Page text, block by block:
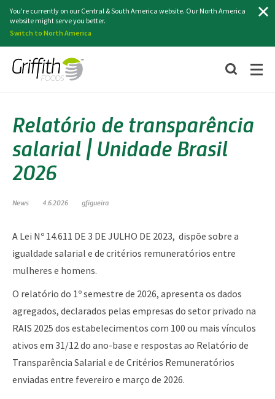
You're currently on our Central & South America website. Our North America
website might serve you better.
Switch to North America
Relatório de transparência
salarial | Unidade Brasil
2026
News 4.6.2026 gfigueira
A Lei Nº 14.611 DE 3 DE JULHO DE 2023, dispõe sobre a
igualdade salarial e de critérios remuneratórios entre
mulheres e homens.
O relatório do 1º semestre de 2026, apresenta os dados
agregados, declarados pelas empresas do setor privado na
RAIS 2025 dos estabelecimentos com 100 ou mais vínculos
ativos em 31/12 do ano-base e respostas ao Relatório de
Transparência Salarial e de Critérios Remuneratórios
enviadas entre fevereiro e março de 2026.